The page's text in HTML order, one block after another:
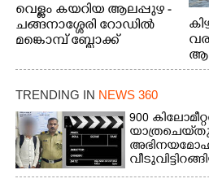
വെള്ളം കയറിയ ആലപ്പുഴ -
ചങ്ങനാശ്ശേരി റോഡിൽ
മങ്കൊമ്പ് ബ്ലോക്ക്
റോഡരികിലെ
കുറ്റിക്കാട്ടിൽ വെള്ളത്തിൽ
പെട്ടുപോയ
പൂച്ചക്കുഞ്ഞിനെ കാൽനട
യാത്രികൻ രക്ഷപെടുത്തി
കരയ്ക്ക് എത്തിച്ചപ്പോൾ
TRENDING IN NEWS 360
900
കണ്ടെത്തിയത്